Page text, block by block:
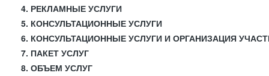
4. РЕКЛАМНЫЕ УСЛУГИ
5. КОНСУЛЬТАЦИОННЫЕ УСЛУГИ
6. КОНСУЛЬТАЦИОННЫЕ УСЛУГИ И ОРГАНИЗАЦИЯ
7. ПАКЕТ УСЛУГ
8. ОБЪЕМ УСЛУГ